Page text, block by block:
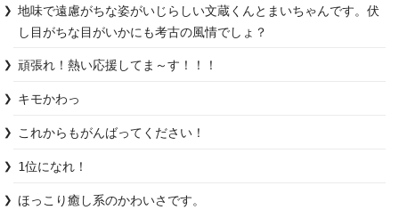
地味で遠慮がちな姿がいじらしい文蔵くんとまいちゃんです。伏
し目がちな目がいかにも考古の風情でしょ？
頑張れ！熱い応援してま～す！！！
キモかわっ
これからもがんばってください！
1位になれ！
ほっこり癒し系のかわいさです。